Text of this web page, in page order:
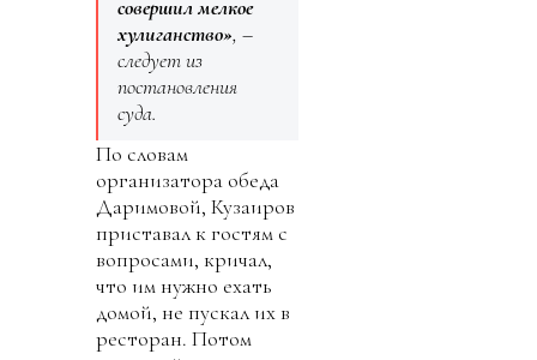
совершил мелкое
хулиганство», –
следует из
постановления
суда.
По словам
организатора обеда
Даримовой, Кузаиров
приставал к гостям с
вопросами, кричал,
что им нужно ехать
домой, не пускал их в
ресторан. Потом